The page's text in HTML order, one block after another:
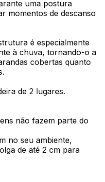
uma postura
momentos de descanso
é especialmente
à chuva, tornando-o a
cobertas quanto
de 2 lugares.
não fazem parte do
no seu ambiente,
de até 2 cm para